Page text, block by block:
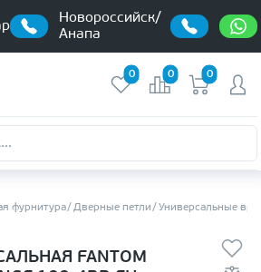
Новороссийск/
Анапа
0 0 0
фурнитура Дверные петли Универсальные
FANTOM